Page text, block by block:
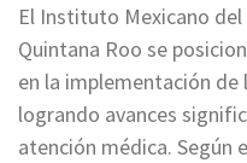
El Instituto Mexicano del
Quintana Roo se
en la implementación
logrando avances
atención médica. Según